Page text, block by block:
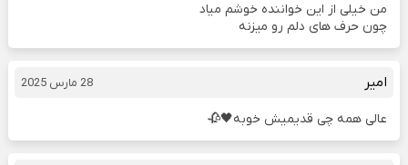
من خیلی از این خواننده خوشم میاد
چون حرف های دلم رو میزنه
امیر 28 مارس 2025
عالی همه چی قدیمیش خوبه🖤🥀